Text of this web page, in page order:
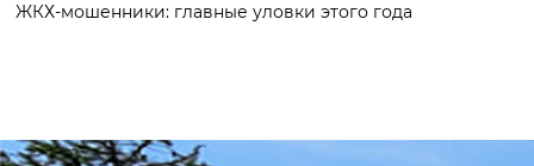
ЖКХ-мошенники: главные уловки этого года